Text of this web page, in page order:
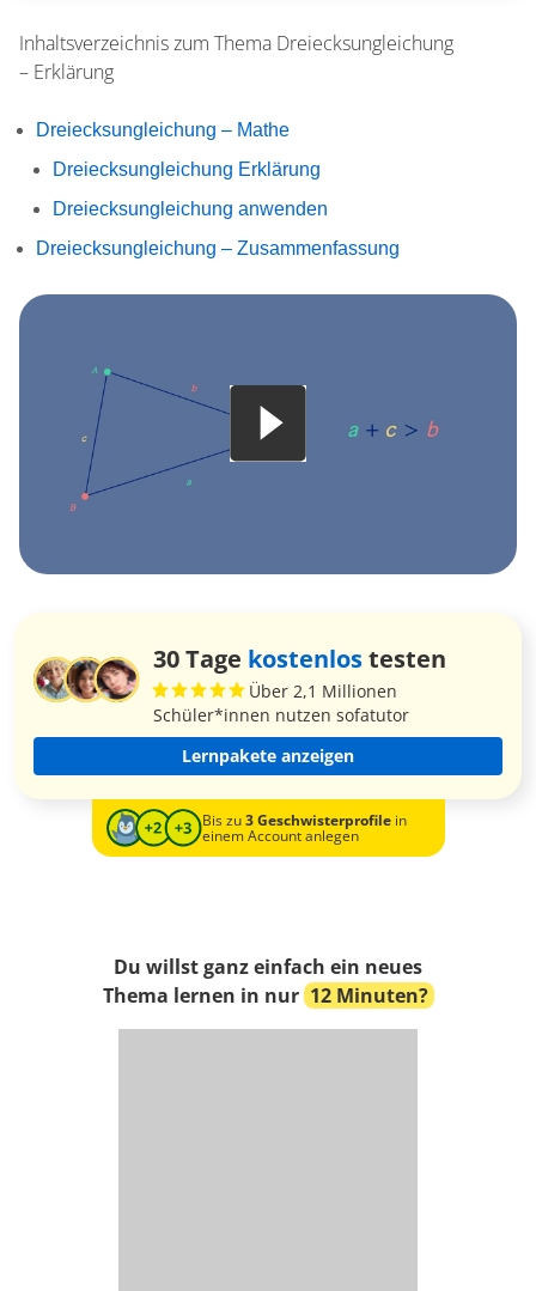
Inhaltsverzeichnis zum Thema Dreiecksungleichung
– Erklärung
Dreiecksungleichung – Mathe
Dreiecksungleichung Erklärung
Dreiecksungleichung anwenden
Dreiecksungleichung – Zusammenfassung
30 Tage kostenlostesten
Über 2,1 Millionen
Schüler*innen nutzen sofatutor
Lernpakete anzeigen
Bis zu3 Geschwisterprofilein
einem Account anlegen
Du willst ganz einfach ein neues
Thema lernen in nur 12 Minuten?